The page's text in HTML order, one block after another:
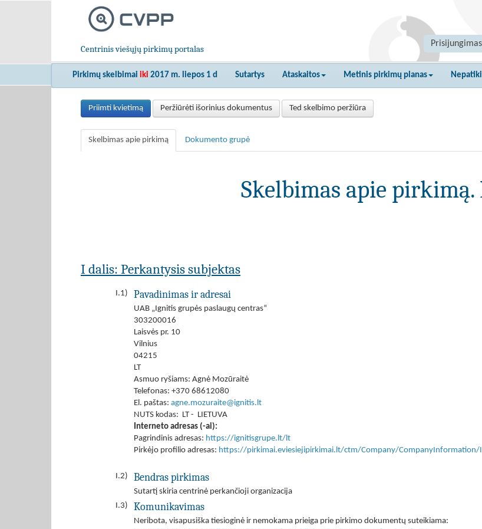
Centrinis viešųjų pirkimų portalas
Pirkimų skelbimai iki 2017 m. liepos 1 d Sutartys Ataskaitos Metinis pirkimų planas
Priimti kvietimą Peržiūrėti išorinius dokumentus Ted skelbimo peržiūra
Skelbimas apie pirkimą Dokumento grupė
Skelbimas apie
I dalis: Perkantysis subjektas
I.1) Pavadinimas ir adresai
UAB „Ignitis grupės paslaugų centras“
303200016
Laisvės pr. 10
Vilnius
04215
LT
Asmuo ryšiams: Agnė Mozūraitė
Telefonas: +370 68612080
El. paštas: agne.mozuraite@ignitis.lt
NUTS kodas: LT - LIETUVA
Interneto adresas (-ai):
Pagrindinis adresas: https://ignitisgrupe.lt/lt
Pirkėjo profilio adresas: https://pirkimai.eviesiejipirkimai.lt/ctm/Company/CompanyInformation/
I.2) Bendras pirkimas
Sutartį skiria centrinė perkančioji organizacija
I.3)
Komunikavimas
Neribota, visapusiška tiesioginė ir nemokama prieiga prie pirkimo dokumentų suteikiama: